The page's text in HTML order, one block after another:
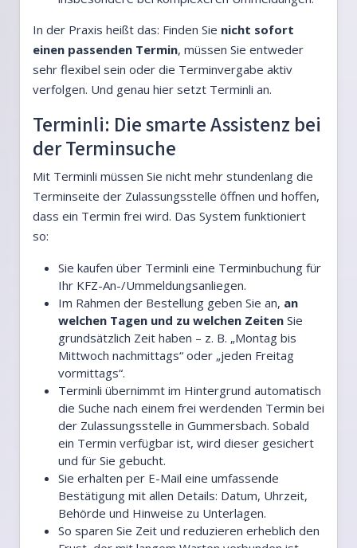
In der Praxis heißt das: Finden Sie nicht sofort
einen passenden Termin, müssen Sie entweder
sehr flexibel sein oder die Terminvergabe aktiv
verfolgen. Und genau hier setzt Terminli an.
Terminli: Die smarte Assistenz bei
der Terminsuche
Mit Terminli müssen Sie nicht mehr stundenlang die
Terminseite der Zulassungsstelle öffnen und hoffen,
dass ein Termin frei wird. Das System funktioniert
so:
Sie kaufen über Terminli eine Terminbuchung für
Ihr KFZ-An-/Ummeldungsanliegen.
Im Rahmen der Bestellung geben Sie an, an
welchen Tagen und zu welchen Zeiten Sie
grundsätzlich Zeit haben – z. B. „Montag bis
Mittwoch nachmittags“ oder „jeden Freitag
vormittags“.
Terminli übernimmt im Hintergrund automatisch
die Suche nach einem frei werdenden Termin bei
der Zulassungsstelle in Gummersbach. Sobald
ein Termin verfügbar ist, wird dieser gesichert
und für Sie gebucht.
Sie erhalten per E-Mail eine umfassende
Bestätigung mit allen Details: Datum, Uhrzeit,
Behörde und Hinweise zu Unterlagen.
So sparen Sie Zeit und reduzieren erheblich den